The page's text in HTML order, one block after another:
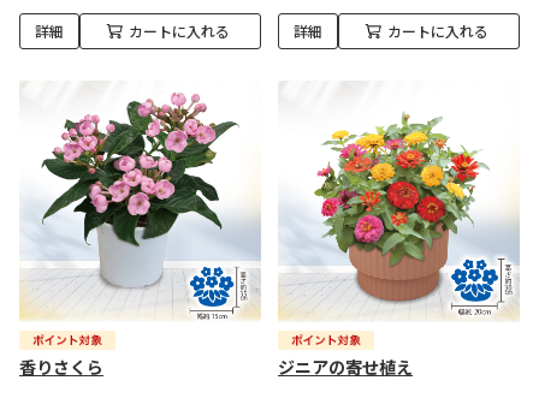
詳細 カートに入れる 詳細 カートに入れる
香りさくら ジニアの寄せ植え